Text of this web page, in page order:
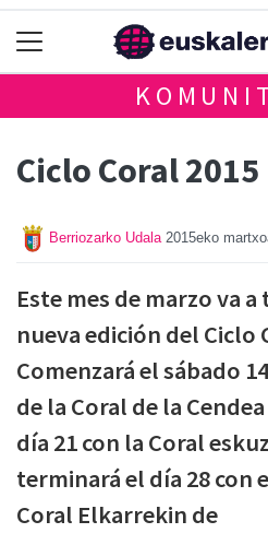
Ciclo Coral 2015
Berriozarko Udala 2015eko
Este mes de marzo va
nueva edición del Ciclo
Comenzará el sábado
de la Coral de la
día 21 con la Coral
terminará el día 28 con
Coral Elkarrekin de